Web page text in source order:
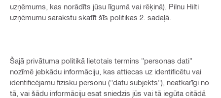
uzņēmums, kas norādīts jūsu līgumā vai rēķinā). Pilnu Hilti
uzņēmumu sarakstu skatīt šīs politikas 2. sadaļā.
Šajā privātuma politikā lietotais termins "personas dati"
nozīmē jebkādu informāciju, kas attiecas uz identificētu vai
identificējamu fizisku personu ("datu subjekts"), neatkarīgi no
tā, vai šādu informāciju esat sniedzis jūs vai tā iegūta citādā